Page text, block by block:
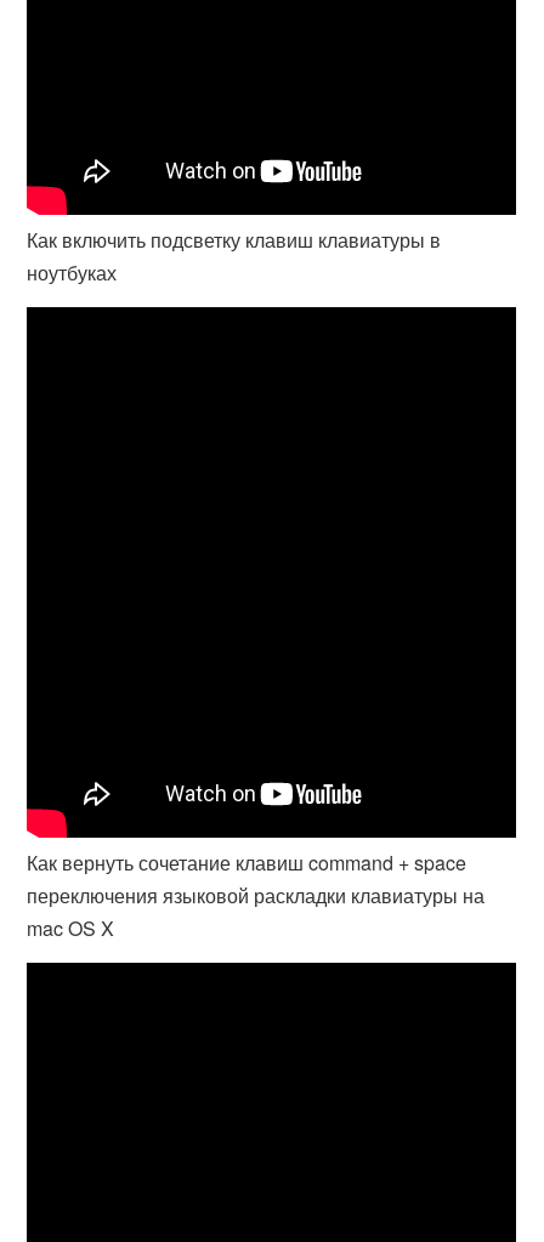
Как включить подсветку клавиш клавиатуры в
ноутбуках
Как вернуть сочетание клавиш command + space
переключения языковой раскладки клавиатуры на
mac OS X